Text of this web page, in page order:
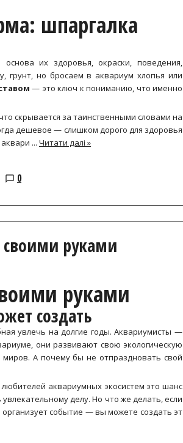
шпаргалка
их здоровья, окраски, поведения,
грунт, но бросаем в аквариум хлопья или
— это ключ к пониманию, что именно
скрывается за таинственными словами на
дешевое — слишком дорого для здоровья
... Читати далі »
0
руками
руками
создать
увлечь на долгие годы. Аквариумисты —
они развивают свою экологическую
миров. А почему бы не отпраздновать свой
аквариумных экосистем это шанс
делу. Но что же делать, если
событие — вы можете создать эт